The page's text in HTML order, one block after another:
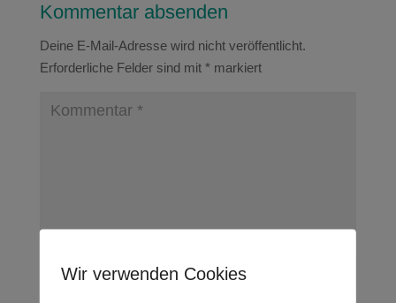
Kommentar absenden
Deine E-Mail-Adresse wird nicht veröffentlicht.
Erforderliche Felder sind mit * markiert
Wir verwenden Cookies